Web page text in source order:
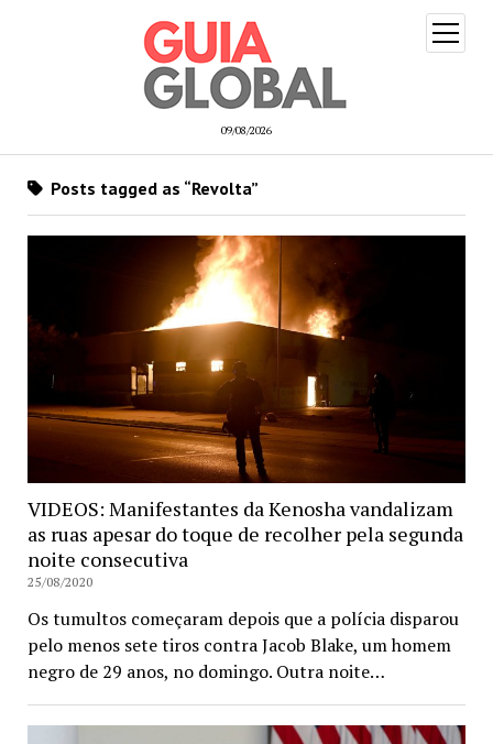
09/08/2026
open
menu
Posts tagged as “Revolta”
VIDEOS: Manifestantes da Kenosha vandalizam
as ruas apesar do toque de recolher pela segunda
noite consecutiva
25/08/2020
Os tumultos começaram depois que a polícia disparou
pelo menos sete tiros contra Jacob Blake, um homem
negro de 29 anos, no domingo. Outra noite…